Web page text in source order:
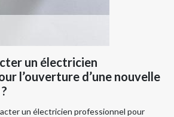
un électricien
l’ouverture d’une nouvelle
un électricien professionnel pour